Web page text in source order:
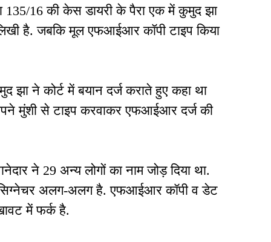
135/16 की केस डायरी के पैरा एक में कुमुद झा
है. जबकि मूल एफआईआर कॉपी टाइप किया
झा ने कोर्ट में बयान दर्ज कराते हुए कहा था
मुंशी से टाइप करवाकर एफआईआर दर्ज की
ने 29 अन्य लोगों का नाम जोड़ दिया था.
अलग-अलग है. एफआईआर कॉपी व डेट
में फर्क है.